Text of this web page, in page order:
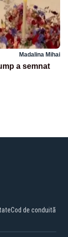
Madalina Mihai
a semnat
Cod de conduită